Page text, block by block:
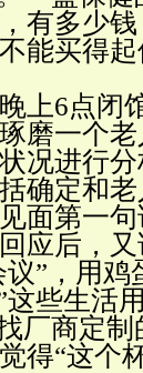
有多少
能买得
上6点闭
磨一个
况进行
确定和
面第一
应后，
”，用
这些生活
厂商定
得“这个